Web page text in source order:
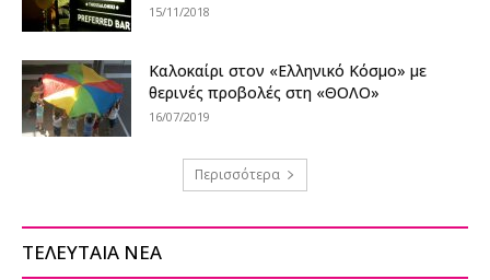
15/11/2018
Καλοκαίρι στον «Ελληνικό Κόσμο» με
θερινές προβολές στη «ΘΟΛΟ»
16/07/2019
Περισσότερα
ΤΕΛΕΥΤΑΙΑ ΝΕΑ